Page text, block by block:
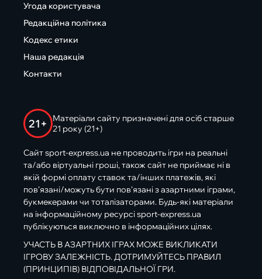
Угода користувача
Редакційна політика
Кодекс етики
Наша редакція
Контакти
21+
Матеріали сайту призначені для осіб старше
21 року (21+)
Сайт sport-express.ua не проводить ігри на реальні
та/або віртуальні гроші, також сайт не приймає ні в
якій формі оплату ставок та/інших платежів, які
пов’язані/можуть бути пов’язані з азартними іграми,
букмекерами чи тоталізаторами. Будь-які матеріали
на інформаційному ресурсі sport-express.ua
публікуються виключно в інформаційних цілях.
УЧАСТЬ В АЗАРТНИХ ІГРАХ МОЖЕ ВИКЛИКАТИ
ІГРОВУ ЗАЛЕЖНІСТЬ. ДОТРИМУЙТЕСЬ ПРАВИЛ
(ПРИНЦИПІВ) ВІДПОВІДАЛЬНОЇ ГРИ.